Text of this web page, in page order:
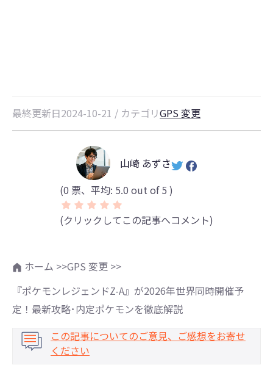
最終更新日2024-10-21 / カテゴリGPS 変更
山崎 あずさ
(0 票、平均: 5.0 out of 5 )
(クリックしてこの記事へコメント)
ホーム >>GPS 変更 >>
『ポケモンレジェンドZ-A』が2026年世界同時開催予
定！最新攻略･内定ポケモンを徹底解説
この記事についてのご意見、ご感想をお寄せ
ください